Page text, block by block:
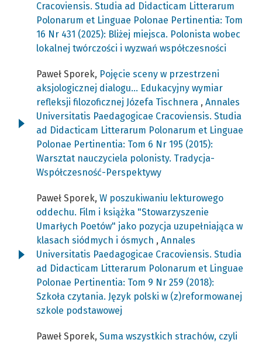
Cracoviensis. Studia ad Didacticam Litterarum
Polonarum et Linguae Polonae Pertinentia: Tom
16 Nr 431 (2025): Bliżej miejsca. Polonista wobec
lokalnej twórczości i wyzwań współczesności
Paweł Sporek, Pojęcie sceny w przestrzeni
aksjologicznej dialogu... Edukacyjny wymiar
refleksji filozoficznej Józefa Tischnera , Annales
Universitatis Paedagogicae Cracoviensis. Studia
ad Didacticam Litterarum Polonarum et Linguae
Polonae Pertinentia: Tom 6 Nr 195 (2015):
Warsztat nauczyciela polonisty. Tradycja-
Współczesność-Perspektywy
Paweł Sporek, W poszukiwaniu lekturowego
oddechu. Film i książka "Stowarzyszenie
Umarłych Poetów" jako pozycja uzupełniająca w
klasach siódmych i ósmych , Annales
Universitatis Paedagogicae Cracoviensis. Studia
ad Didacticam Litterarum Polonarum et Linguae
Polonae Pertinentia: Tom 9 Nr 259 (2018):
Szkoła czytania. Język polski w (z)reformowanej
szkole podstawowej
Paweł Sporek, Suma wszystkich strachów, czyli